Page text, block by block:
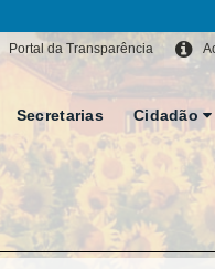
Portal da Transparência
Secretarias Cidadão